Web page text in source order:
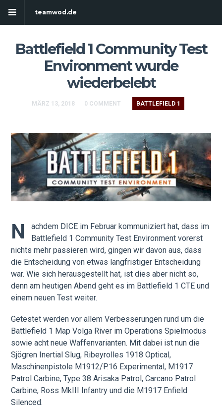
teamwod.de
Battlefield 1 Community Test
Environment wurde
wiederbelebt
MÄRZ 13, 2018 0 COMMENT BATTLEFIELD 1
N
achdem DICE im Februar kommuniziert hat, dass im
Battlefield 1 Community Test Environment vorerst
nichts mehr passieren wird, gingen wir davon aus, dass
die Entscheidung von etwas langfristiger Entscheidung
war. Wie sich herausgestellt hat, ist dies aber nicht so,
denn am heutigen Abend geht es im Battlefield 1 CTE und
einem neuen Test weiter.
Getestet werden vor allem Verbesserungen rund um die
Battlefield 1 Map Volga River im Operations Spielmodus
sowie acht neue Waffenvarianten. Mit dabei ist nun die
Sjögren Inertial Slug, Ribeyrolles 1918 Optical,
Maschinenpistole M1912/P.16 Experimental, M1917
Patrol Carbine, Type 38 Arisaka Patrol, Carcano Patrol
Carbine, Ross MkIII Infantry und die M1917 Enfield
Silenced.